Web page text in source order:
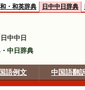
・和英辞典 日中中日辞典
日中中日
中日辞典
語例文 中国語翻